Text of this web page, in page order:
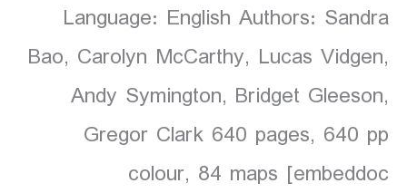
Language: English Authors: Sandra
Bao, Carolyn McCarthy, Lucas Vidgen,
Andy Symington, Bridget Gleeson,
Gregor Clark 640 pages, 640 pp
colour, 84 maps [embeddoc